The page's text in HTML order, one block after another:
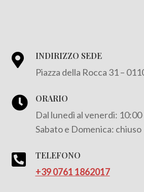
 INDIRIZZO SEDE
Piazza della Rocca 31 –
 ORARIO
Dal lunedì al venerdi: 10:00
Sabato e Domenica: chiuso
 TELEFONO
+39 0761 1862017